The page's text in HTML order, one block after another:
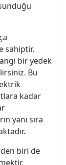
sahiptir.
bir yedek
Bu
kadar
yanı sıra
biri de